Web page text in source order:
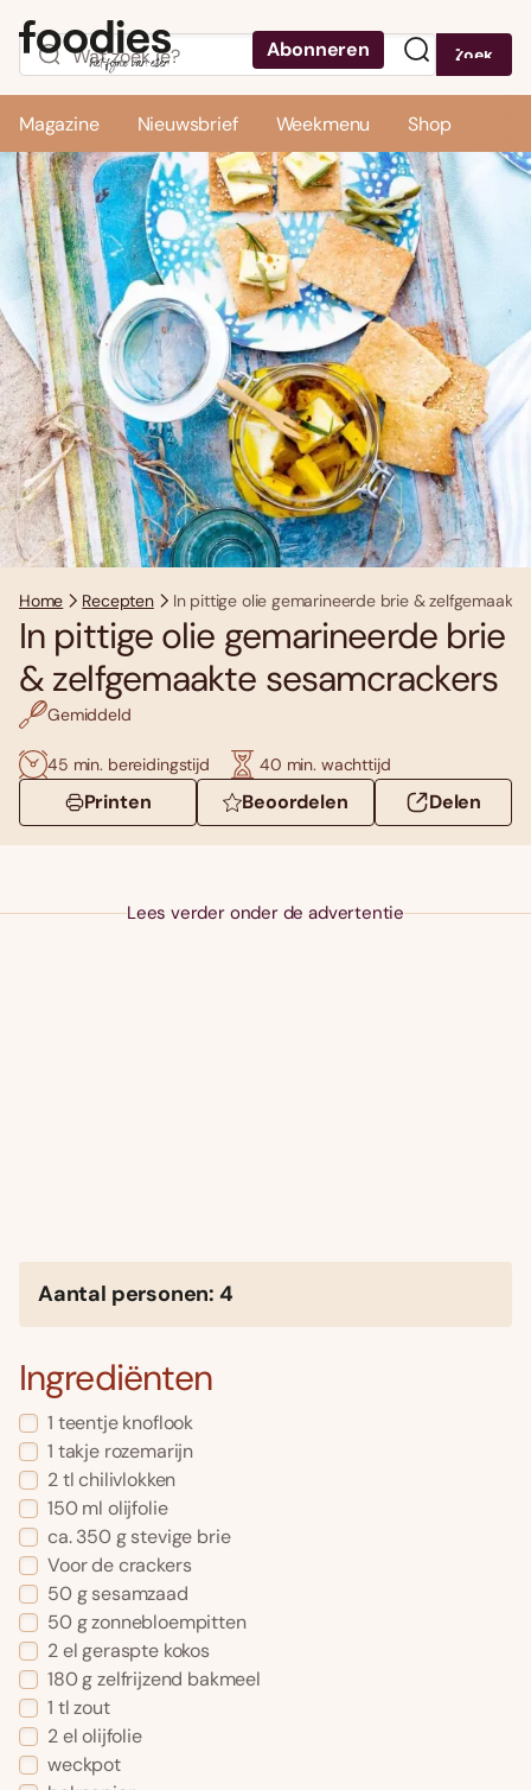
Abonneren Zoek
Magazine Nieuwsbrief Weekmenu Shop
Home Recepten In pittige olie gemarineerde brie &
In pittige olie gemarineerde brie
& zelfgemaakte sesamcrackers
Gemiddeld
45 min. bereidingstijd 40 min. wachttijd
Printen Beoordelen Delen
Lees verder onder de advertentie
Aantal personen: 4
Ingrediënten
1 teentje knoflook
1 takje rozemarijn
2 tl chilivlokken
150 ml olijfolie
ca. 350 g stevige brie
Voor de crackers
50 g sesamzaad
50 g zonnebloempitten
2 el geraspte kokos
180 g zelfrijzend bakmeel
1 tl zout
2 el olijfolie
weckpot